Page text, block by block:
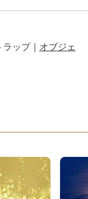
ラップ｜ オブジェ